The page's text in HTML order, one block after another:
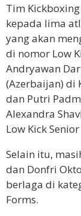
Tim
kepada lima
yang akan
di nomor Low
Andryawan
(Azerbaijan) di
dan Putri
Alexandra
Low Kick
Selain itu,
dan Donfri
berlaga di
Forms.